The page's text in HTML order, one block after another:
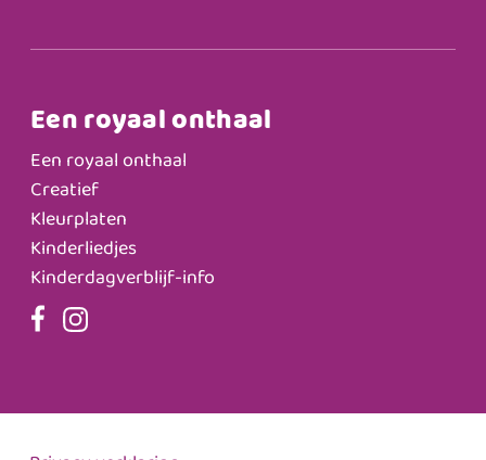
Een royaal onthaal
Een royaal onthaal
Creatief
Kleurplaten
Kinderliedjes
Kinderdagverblijf-info